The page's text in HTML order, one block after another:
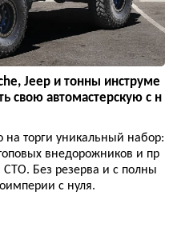
Jeep и тонны инструме
свою автомастерскую с н
торги уникальный набор:
внедорожников и пр
СТО. Без резерва и с полны
с нуля.